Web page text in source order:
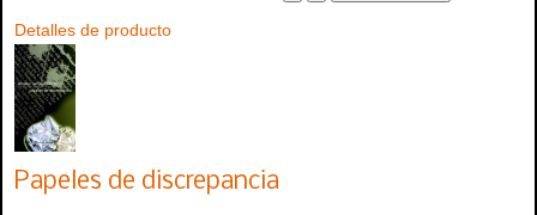
Detalles de producto
Papeles de discrepancia